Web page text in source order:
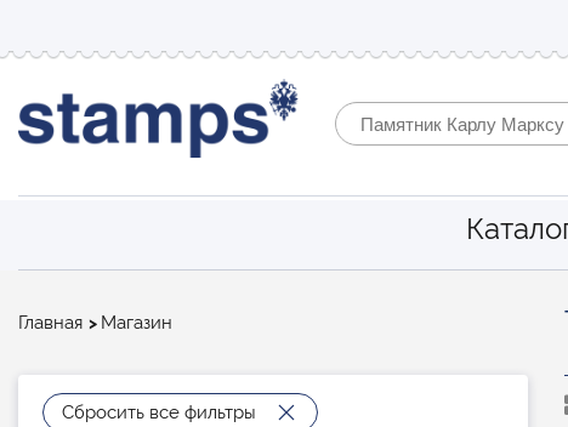
Строка
Главная Магазин
Сбросить все фильтры